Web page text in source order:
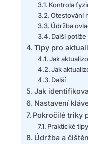
Kontrola
Otestování
Údržba
Další
Tipy pro
Jak
Jak
Další
Jak
Nastavení
Pokročilé triky
Praktické
Údržba a